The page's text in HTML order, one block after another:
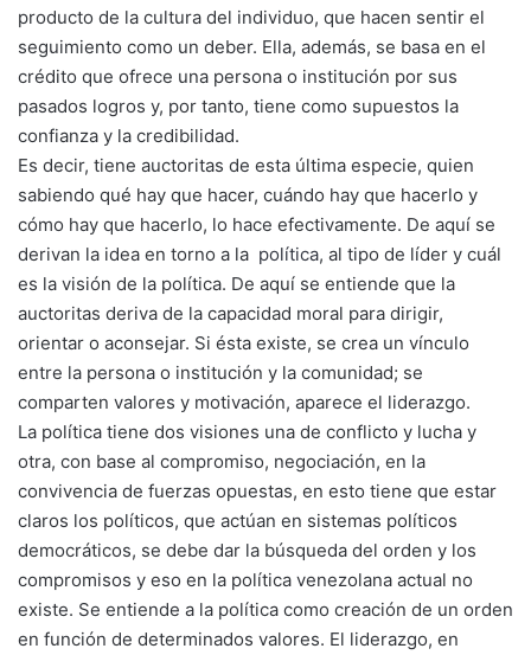
producto de la cultura del individuo, que hacen sentir el
seguimiento como un deber. Ella, además, se basa en el
crédito que ofrece una persona o institución por sus
pasados logros y, por tanto, tiene como supuestos la
confianza y la credibilidad.
Es decir, tiene auctoritas de esta última especie, quien
sabiendo qué hay que hacer, cuándo hay que hacerlo y
cómo hay que hacerlo, lo hace efectivamente. De aquí se
derivan la idea en torno a la política, al tipo de líder y cuál
es la visión de la política. De aquí se entiende que la
auctoritas deriva de la capacidad moral para dirigir,
orientar o aconsejar. Si ésta existe, se crea un vínculo
entre la persona o institución y la comunidad; se
comparten valores y motivación, aparece el liderazgo.
La política tiene dos visiones una de conflicto y lucha y
otra, con base al compromiso, negociación, en la
convivencia de fuerzas opuestas, en esto tiene que estar
claros los políticos, que actúan en sistemas políticos
democráticos, se debe dar la búsqueda del orden y los
compromisos y eso en la política venezolana actual no
existe. Se entiende a la política como creación de un orden
en función de determinados valores. El liderazgo, en